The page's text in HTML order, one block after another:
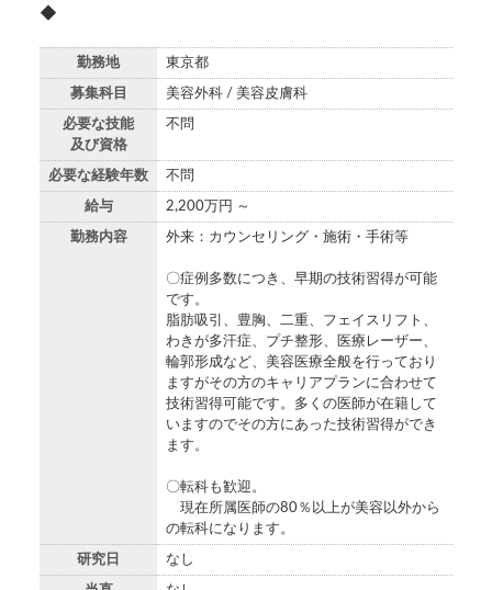
◆
勤務地 東京都
募集科目 美容外科 / 美容皮膚科
必要な技能
及び資格
不問
必要な経験年数 不問
給与 2,200万円 ～
勤務内容 外来：カウンセリング・施術・手術等
〇症例多数につき、早期の技術習得が可能
です。
脂肪吸引、豊胸、二重、フェイスリフト、
わきが多汗症、プチ整形、医療レーザー、
輪郭形成など、美容医療全般を行っており
ますがその方のキャリアプランに合わせて
技術習得可能です。多くの医師が在籍して
いますのでその方にあった技術習得ができ
ます。
〇転科も歓迎。
現在所属医師の80％以上が美容以外から
の転科になります。
研究日 なし